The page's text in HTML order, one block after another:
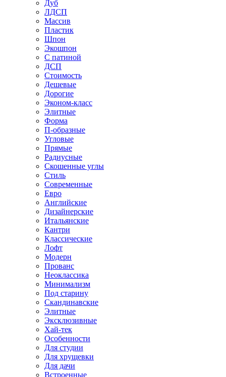
Дуб
ЛДСП
Массив
Пластик
Шпон
Экошпон
С патиной
ДСП
Стоимость
Дешевые
Дорогие
Эконом-класс
Элитные
Форма
П-образные
Угловые
Прямые
Радиусные
Скошенные углы
Стиль
Современные
Евро
Английские
Дизайнерские
Итальянские
Кантри
Классические
Лофт
Модерн
Прованс
Неоклассика
Минимализм
Под старину
Скандинавские
Элитные
Эксклюзивные
Хай-тек
Особенности
Для студии
Для хрущевки
Для дачи
Встроенные